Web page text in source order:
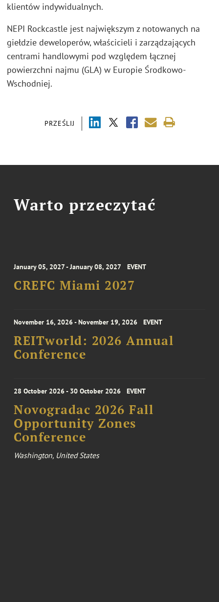
PRZEŚLIJ
klientów indywidualnych.
NEPI Rockcastle jest największym z notowanych na
giełdzie deweloperów, właścicieli i zarządzających
centrami handlowymi pod względem łącznej
powierzchni najmu (GLA) w Europie Środkowo-
Wschodniej.
Warto przeczytać
January 05, 2027 - January 08, 2027 EVENT
CREFC Miami 2027
November 16, 2026 - November 19, 2026 EVENT
REITworld: 2026 Annual
Conference
28 October 2026 - 30 October 2026 EVENT
Novogradac 2026 Fall
Opportunity Zones
Conference
Washington, United States